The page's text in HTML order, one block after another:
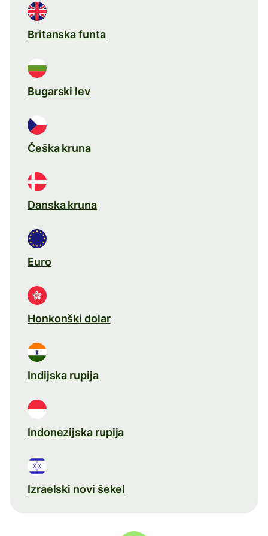
Britanska funta
Bugarski lev
Češka kruna
Danska kruna
Euro
Honkonški dolar
Indijska rupija
Indonezijska rupija
Izraelski novi šekel